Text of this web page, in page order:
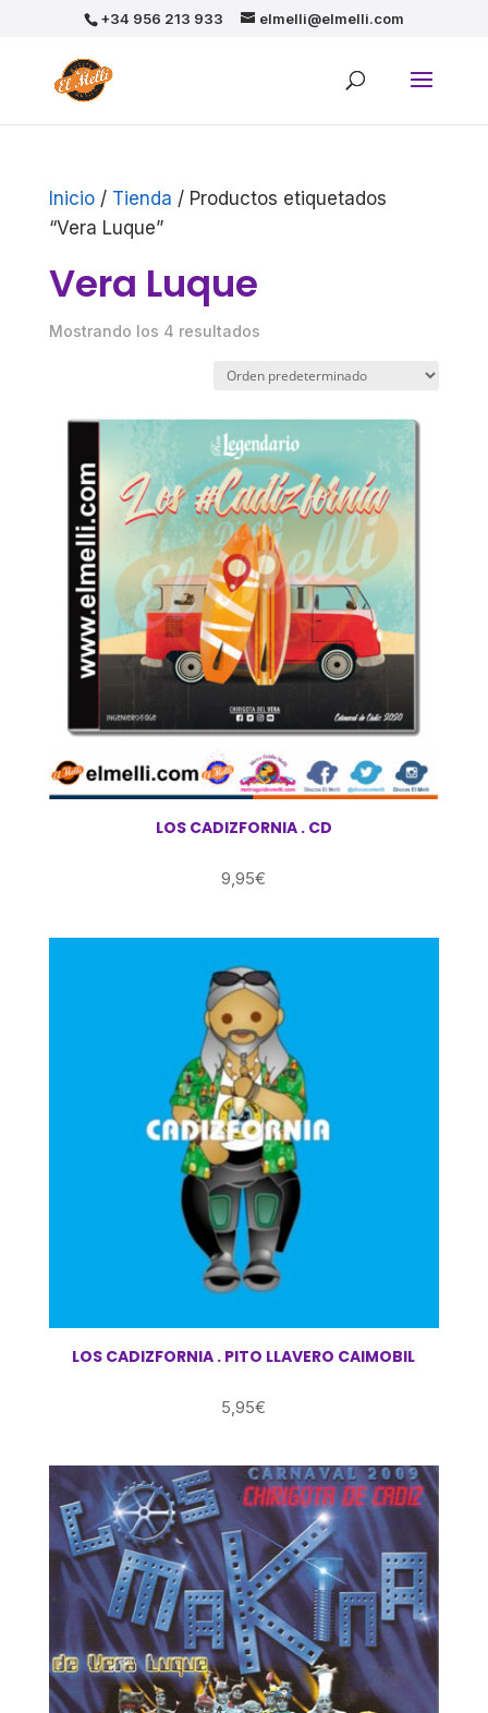
+34 956 213 933 elmelli@elmelli.com
Inicio/ Tienda / Productos etiquetados
“Vera Luque”
Vera Luque
Mostrando los 4 resultados
LOS CADIZFORNIA . CD
9,95€
LOS CADIZFORNIA . PITO LLAVERO CAIMOBIL
5,95€